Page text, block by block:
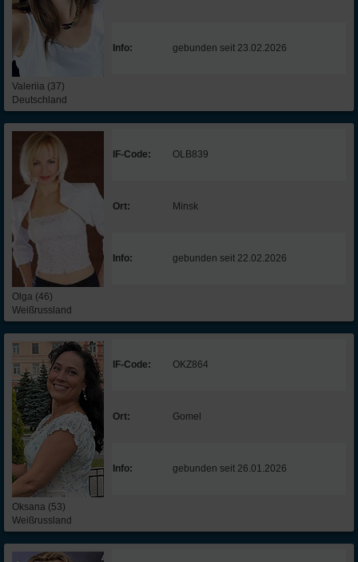
Valeriia (37)
Deutschland
Info: gebunden seit 23.02.2026
Olga (46)
Weißrussland
IF-Code: OLB839
Ort: Minsk
Info: gebunden seit 22.02.2026
Oksana (53)
Weißrussland
IF-Code: OKZ864
Ort: Gomel
Info: gebunden seit 26.01.2026